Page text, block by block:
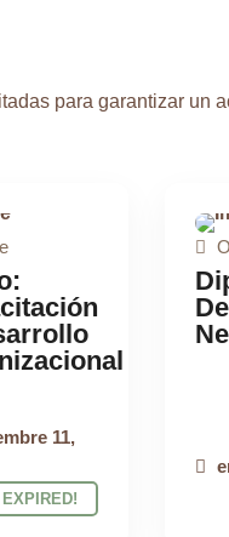
para garantizar un
11,
EXPIRED!